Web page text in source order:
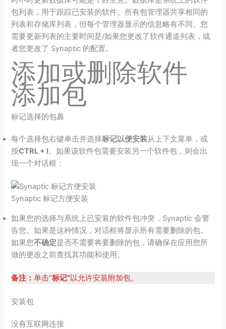
包列表，用于跟踪已安装的软件。所有包管理器共享相同的
列表和存储库列表，但每个管理器显示的信息略有不同。您
需要更新列表的主要时间是/如果您更改了软件通道列表，或
者您更改了 Synaptic 的配置。
添加或删除软件
添加包
标记选择的包裹
每个选择包右键单击并选择标记以便安装从上下文菜单，或
按CTRL + I。如果该软件包需要安装另一个软件包，则会出
现一个对话框：
Synaptic 标记方便安装
如果您的选择与系统上已安装的软件包冲突，Synaptic 会警
告您。如果是这种情况，对话框将显示所有需要删除的包。
如果您不确定是否不需要将要删除的包，请确保在应用您所
做的更改之前查找其功能和使用。
备注：单击“标记”以允许安装附加包。
安装包
没有互联网连接